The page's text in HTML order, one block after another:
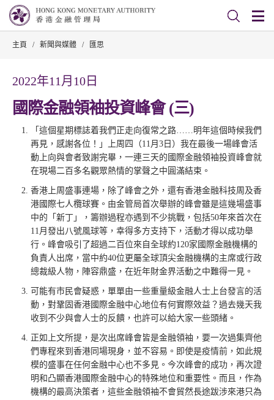
主頁 / 新聞與媒體 / 匯思
2022年11月10日
國際金融領袖投資峰會 (三)
「這個星期標誌着我們正走向復常之路……明年這個時候我們
再見，感謝各位！」上周四（11月3日）我在最後一場峰會活
動上向與會者致謝完畢，一連三天的國際金融領袖投資峰會就
在現場二百多名觀眾熱情的掌聲之中圓滿結束。
香港上周盛事連場，除了峰會之外，還有香港金融科技周及香
港國際七人欖球賽。由金管局首次舉辦的峰會雖是這幾場盛事
中的「新丁」，籌辦過程亦遇到不少挑戰，包括50年來首次在
11月發出八號風球等，幸得多方支持下，活動才得以成功舉
行。峰會吸引了超過二百位來自全球約120家國際金融機構的
負責人出席，當中約40位更屬全球頂尖金融機構的主席或行政
總裁級人物，陣容鼎盛，在近年財金界活動之中難得一見。
可能有市民會疑惑，單單由一些重量級金融人士上台發言的活
動，對鞏固香港國際金融中心地位有何實際效益？過去幾天我
收到不少與會人士的反饋，也許可以給大家一些頭緒。
正如上文所提，是次出席峰會皆是金融領袖，要一次過集齊他
們專程來到香港同場現身，並不容易。即使是疫情前，如此規
模的盛事在任何金融中心也不多見。今次峰會的成功，再次證
明和凸顯香港國際金融中心的特殊地位和重要性。而且，作為
機構的最高決策者，這些金融領袖不會貿然長途跋涉來港只為